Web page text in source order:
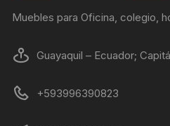
Muebles para Oficina, colegio,
Guayaquil – Ecuador;
+593996390823